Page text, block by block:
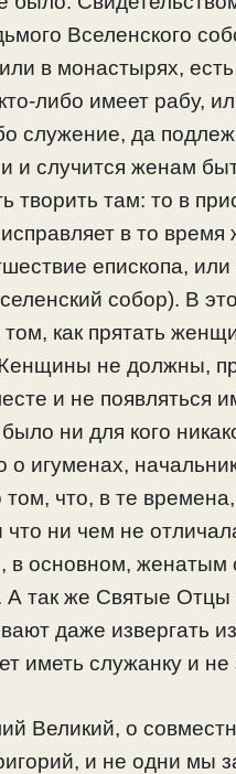
Вселенского
в монастырях, есть
либо имеет рабу,
служение, да
и случится женам
творить там: то в
в то
епископа,
собор). В
как прятать
не должны,
и не появляться
ни для кого
о игуменах,
том, что, в те
что ни чем не
в основном, женатым
так же Святые Отцы
даже извергать
иметь служанку и не
Великий, о
и не одни мы